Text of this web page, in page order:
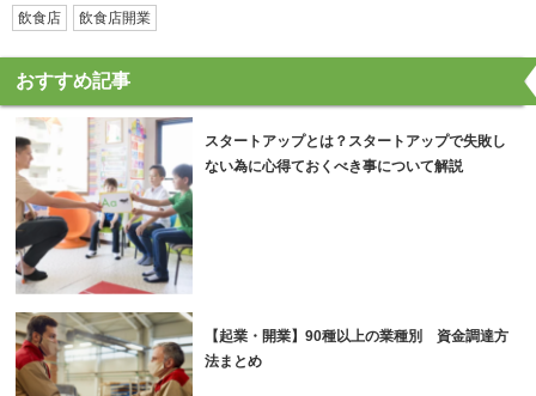
飲食店
飲食店開業
おすすめ記事
スタートアップとは？スタートアップで失敗し
ない為に心得ておくべき事について解説
【起業・開業】90種以上の業種別 資金調達方
法まとめ